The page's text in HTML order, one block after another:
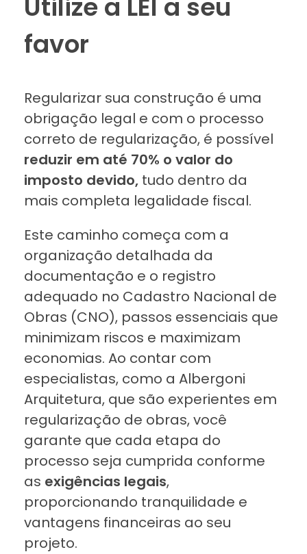
Utilize a LEI a seu
favor
Regularizar sua construção é uma
obrigação legal e com o processo
correto de regularização, é possível
reduzir em até 70% o valor do
imposto devido, tudo dentro da
mais completa legalidade fiscal.
Este caminho começa com a
organização detalhada da
documentação e o registro
adequado no Cadastro Nacional de
Obras (CNO), passos essenciais que
minimizam riscos e maximizam
economias. Ao contar com
especialistas, como a Albergoni
Arquitetura, que são experientes em
regularização de obras, você
garante que cada etapa do
processo seja cumprida conforme
as exigências legais,
proporcionando tranquilidade e
vantagens financeiras ao seu
projeto.